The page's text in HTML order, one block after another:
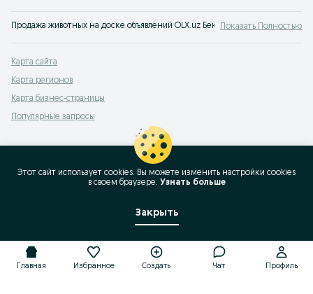
Продажа животных на доске объявлений OLX.uz Бекабад. Заведи себе
Показать Полностью
Карта сайта
Карта регионов
Карта бизнес-страницы
Популярные запросы
Главная Избранное Создать Чат Профиль
Этот сайт использует cookies. Вы можете изменить настройки cookies
в своeм браузере. Узнать больше
Закрыть